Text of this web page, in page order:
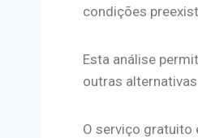
condições
Esta análise
outras alternativas
O serviço gratuito